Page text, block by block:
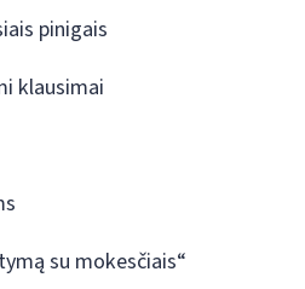
pinigais
klausimai
su mokesčiais“